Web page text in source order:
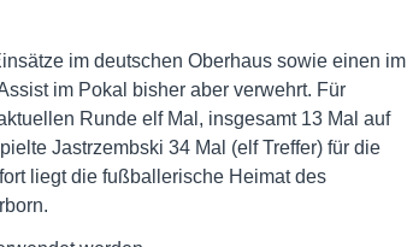
im deutschen Oberhaus sowie einen im
im Pokal bisher aber verwehrt. Für
Runde elf Mal, insgesamt 13 Mal auf
Jastrzembski 34 Mal (elf Treffer) für die
liegt die fußballerische Heimat des